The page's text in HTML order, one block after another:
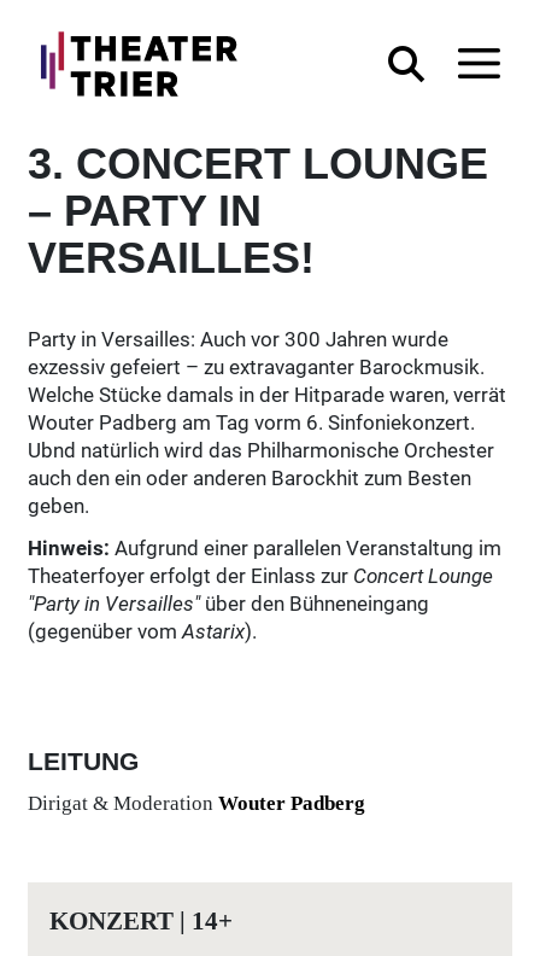
3. CONCERT LOUNGE
– PARTY IN
VERSAILLES!
Party in Versailles: Auch vor 300 Jahren wurde
exzessiv gefeiert – zu extravaganter Barockmusik.
Welche Stücke damals in der Hitparade waren, verrät
Wouter Padberg am Tag vorm 6. Sinfoniekonzert.
Ubnd natürlich wird das Philharmonische Orchester
auch den ein oder anderen Barockhit zum Besten
geben.
Hinweis: Aufgrund einer parallelen Veranstaltung im
Theaterfoyer erfolgt der Einlass zur Concert Lounge
"Party in Versailles"über den Bühneneingang
(gegenüber vomAstarix).
LEITUNG
Dirigat & Moderation Wouter Padberg
KONZERT | 14+